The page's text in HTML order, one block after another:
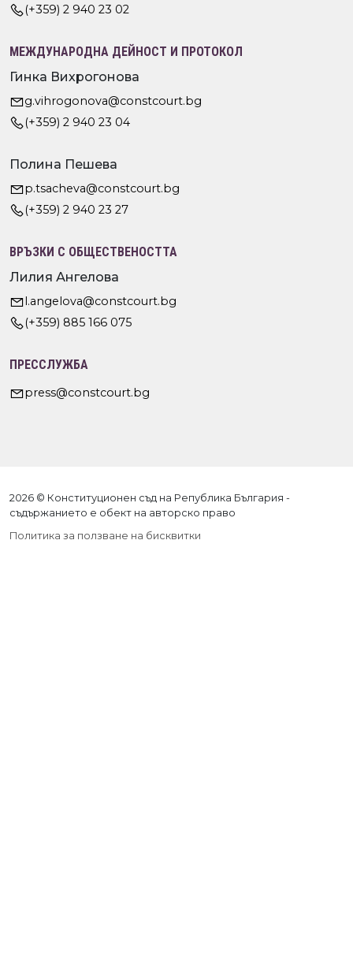
(+359) 2 940 23 02
МЕЖДУНАРОДНА ДЕЙНОСТ И ПРОТОКОЛ
Гинка Вихрогонова
g.vihrogonova@constcourt.bg
(+359) 2 940 23 04
Полина Пешева
p.tsacheva@constcourt.bg
(+359) 2 940 23 27
ВРЪЗКИ С ОБЩЕСТВЕНОСТТА
Лилия Ангелова
l.angelova@constcourt.bg
(+359) 885 166 075
ПРЕССЛУЖБА
press@constcourt.bg
2026 © Конституционен съд на Република България -
съдържанието е обект на авторско право
Политика за ползване на бисквитки